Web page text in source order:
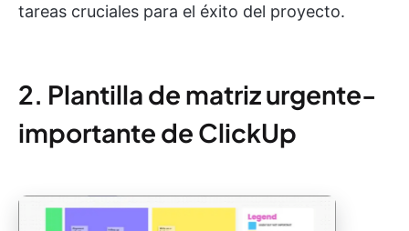
tareas cruciales para el éxito del proyecto.
2. Plantilla de matriz urgente-
importante de ClickUp